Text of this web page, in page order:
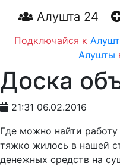
Алушта 24
Подключайся к
Алушты
Доска
21:31 06.02.2016
Где можно найти работу
тяжко жилось в нашей
денежных средств на